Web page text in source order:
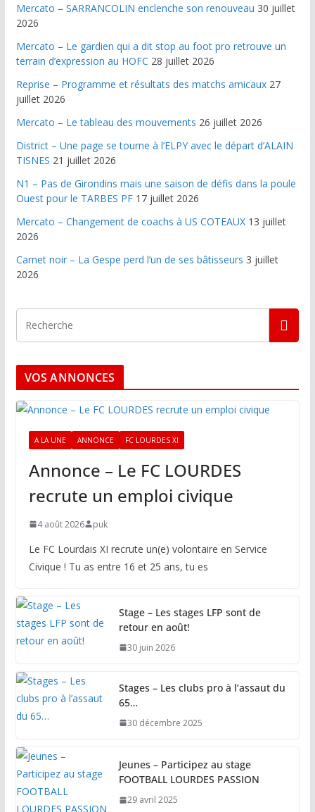
Mercato – SARRANCOLIN enclenche son renouveau 30 juillet
2026
Mercato – Le gardien qui a dit stop au foot pro retrouve un
terrain d’expression au HOFC 28 juillet 2026
Reprise – Programme et résultats des matchs amicaux 27
juillet 2026
Mercato – Le tableau des mouvements 26 juillet 2026
District – Une page se tourne à l’ELPY avec le départ d’ALAIN
TISNES 21 juillet 2026
N1 – Pas de Girondins mais une saison de défis dans la poule
Ouest pour le TARBES PF 17 juillet 2026
Mercato – Changement de coachs à US COTEAUX 13 juillet
2026
Carnet noir – La Gespe perd l’un de ses bâtisseurs 3 juillet
2026
VOS ANNONCES
A LA UNE ANNONCE FC LOURDES XI
Annonce – Le FC LOURDES
recrute un emploi civique
4 août 2026 puk
Le FC Lourdais XI recrute un(e) volontaire en Service
Civique ! Tu as entre 16 et 25 ans, tu es
Stage – Les stages LFP sont de
retour en août!
30 juin 2026
Stages – Les clubs pro à l’assaut du
65…
30 décembre 2025
Jeunes – Participez au stage
FOOTBALL LOURDES PASSION
29 avril 2025